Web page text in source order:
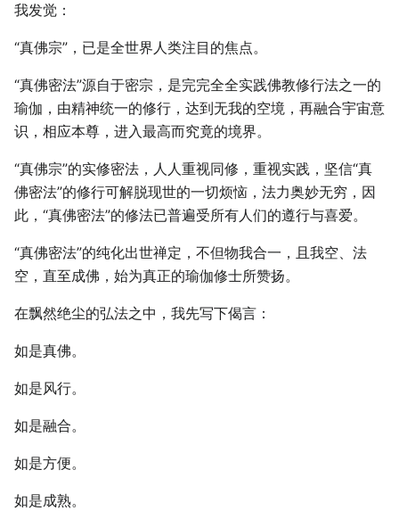
我发觉：
“真佛宗”，已是全世界人类注目的焦点。
“真佛密法”源自于密宗，是完完全全实践佛教修行法之一的
瑜伽，由精神统一的修行，达到无我的空境，再融合宇宙意
识，相应本尊，进入最高而究竟的境界。
“真佛宗”的实修密法，人人重视同修，重视实践，坚信“真
佛密法”的修行可解脱现世的一切烦恼，法力奥妙无穷，因
此，“真佛密法”的修法已普遍受所有人们的遵行与喜爱。
“真佛密法”的纯化出世禅定，不但物我合一，且我空、法
空，直至成佛，始为真正的瑜伽修士所赞扬。
在飘然绝尘的弘法之中，我先写下偈言：
如是真佛。
如是风行。
如是融合。
如是方便。
如是成熟。